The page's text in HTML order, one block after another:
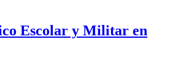
Escolar y Militar en